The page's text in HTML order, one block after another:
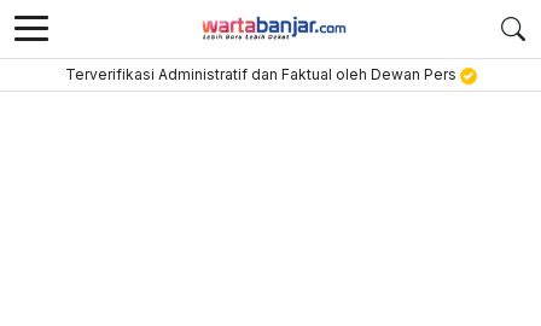
Terverifikasi Administratif dan Faktual oleh Dewan Pers